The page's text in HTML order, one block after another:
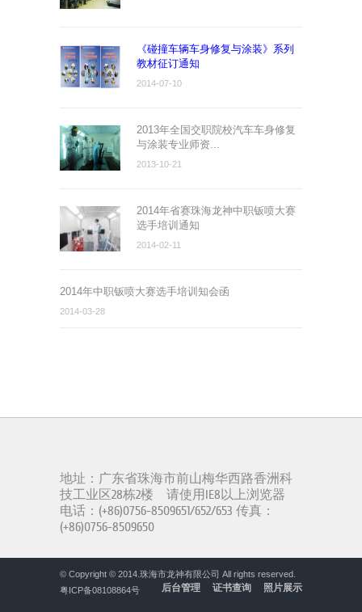
《碰撞车辆车身修复与涂装》系列
教材征订通知
2014-07-10
2013年全国交职院校汽车车身修复
与涂装专业师资...
2013-10-21
2014年省赛珠海龙神中职钣喷大赛
选手培训通知
2014-02-11
2014年中职钣喷大赛选手培训知会函
2014-03-28
地址：广东省珠海市前山梅华西路香洲科
技工业区28栋2楼 请使用IE8以上浏览器
电话：(+86)0756-8509651/652/653 传真：
(+86)0756-8509650
© Copyright © 2014.珠海市龙神有限公司 All rights reserved.
粤ICP备08108864号
后台管理 证书查询 照片展示